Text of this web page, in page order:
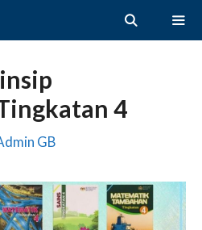
4
GB